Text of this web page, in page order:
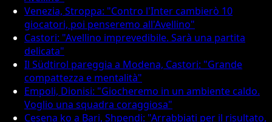
Venezia, Stroppa: "Contro l'Inter cambierò 10
giocatori, poi penseremo all'Avellino"
Castori: "Avellino imprevedibile. Sarà una partita
delicata"
Il Südtirol pareggia a Modena, Castori: "Grande
compattezza e mentalità"
Empoli, Dionisi: "Giocheremo in un ambiente caldo.
Voglio una squadra coraggiosa"
Cesena ko a Bari, Shpendi: "Arrabbiati per il risultato,